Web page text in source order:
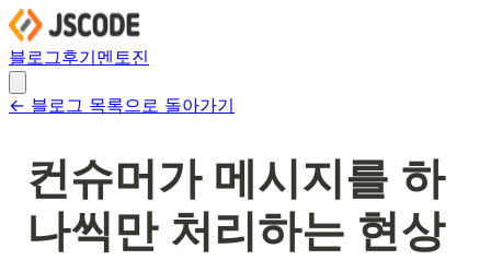
블로그후기멘토진
← 블로그 목록으로 돌아가기
컨슈머가 메시지를 하
나씩만 처리하는 현상